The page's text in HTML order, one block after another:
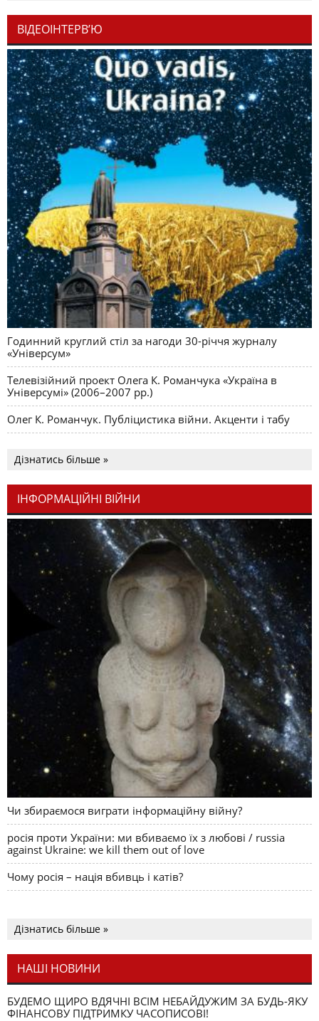
ВІДЕОІНТЕРВ’Ю
Годинний круглий стіл за нагоди 30-річчя журналу
«Універсум»
Телевізійний проект Олега К. Романчука «Україна в
Універсумі» (2006–2007 рр.)
Олег К. Романчук. Публіцистика війни. Акценти і табу
Дізнатись більше »
ІНФОРМАЦІЙНІ ВІЙНИ
Чи збираємося виграти інформаційну війну?
росія проти України: ми вбиваємо їх з любові / russia
against Ukraine: we kill them out of love
Чому росія – нація вбивць і катів?
Дізнатись більше »
НАШІ НОВИНИ
БУДЕМО ЩИРО ВДЯЧНІ ВСІМ НЕБАЙДУЖИМ ЗА БУДЬ-ЯКУ
ФІНАНСОВУ ПІДТРИМКУ ЧАСОПИСОВІ!